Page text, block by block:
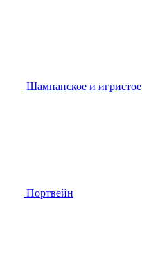
Шампанское и игристое
Портвейн